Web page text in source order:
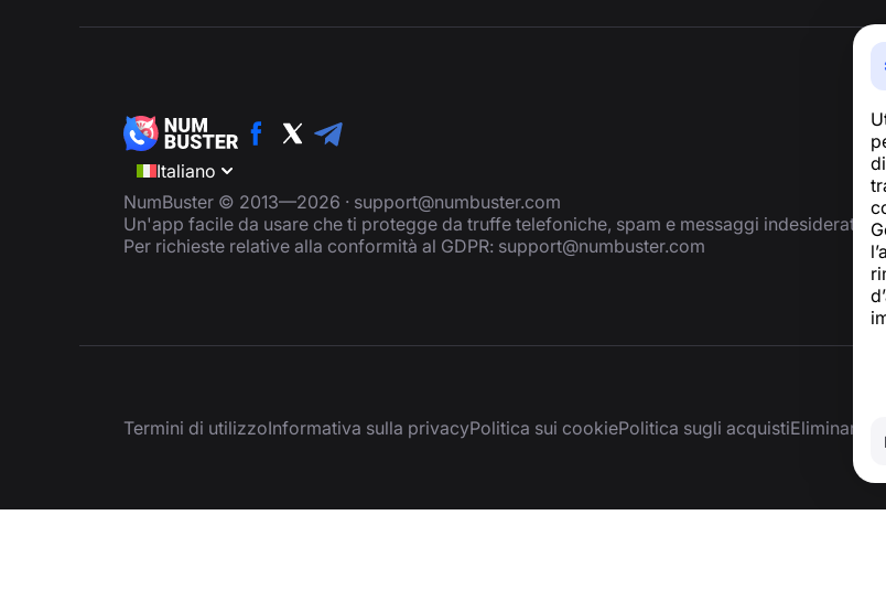
Italiano
NumBuster © 2013—2026 · support@numbuster.com
Un'app facile da usare che ti protegge da truffe telefoniche, spam e messaggi indesiderati
Per richieste relative alla conformità al GDPR: support@numbuster.com
Termini di utilizzoInformativa sulla privacyPolitica sui cookiePolitica sugli acquistiEliminare